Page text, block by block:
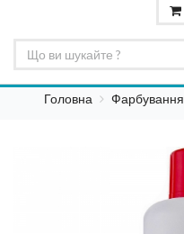
Головна Фарбування